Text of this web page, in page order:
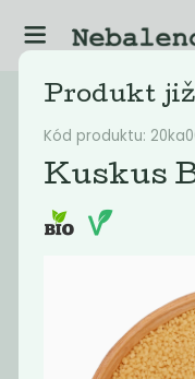
Katalog
Filtrovat produkty
Kód produktu:
Kuskus
Produkt